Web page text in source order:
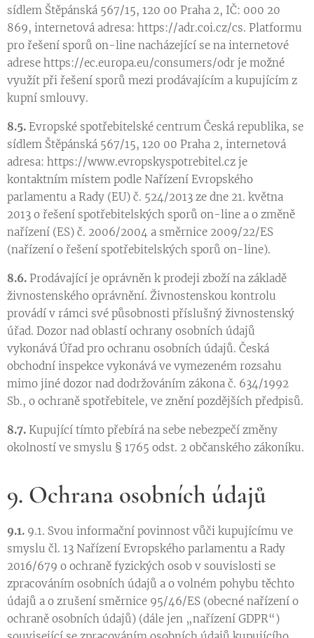
sídlem Štěpánská 567/15, 120 00 Praha 2, IČ: 000 20
869, internetová adresa: https://adr.coi.cz/cs. Platformu
pro řešení sporů on-line nacházející se na internetové
adrese https://ec.europa.eu/consumers/odr je možné
využít při řešení sporů mezi prodávajícím a kupujícím z
kupní smlouvy.
8.5. Evropské spotřebitelské centrum Česká republika, se
sídlem Štěpánská 567/15, 120 00 Praha 2, internetová
adresa: https://www.evropskyspotrebitel.cz je
kontaktním místem podle Nařízení Evropského
parlamentu a Rady (EU) č. 524/2013 ze dne 21. května
2013 o řešení spotřebitelských sporů on-line a o změně
nařízení (ES) č. 2006/2004 a směrnice 2009/22/ES
(nařízení o řešení spotřebitelských sporů on-line).
8.6. Prodávající je oprávněn k prodeji zboží na základě
živnostenského oprávnění. Živnostenskou kontrolu
provádí v rámci své působnosti příslušný živnostenský
úřad. Dozor nad oblastí ochrany osobních údajů
vykonává Úřad pro ochranu osobních údajů. Česká
obchodní inspekce vykonává ve vymezeném rozsahu
mimo jiné dozor nad dodržováním zákona č. 634/1992
Sb., o ochraně spotřebitele, ve znění pozdějších předpisů.
8.7. Kupující tímto přebírá na sebe nebezpečí změny
okolností ve smyslu § 1765 odst. 2 občanského zákoníku.
9. Ochrana osobních údajů
9.1. 9.1. Svou informační povinnost vůči kupujícímu ve
smyslu čl. 13 Nařízení Evropského parlamentu a Rady
2016/679 o ochraně fyzických osob v souvislosti se
zpracováním osobních údajů a o volném pohybu těchto
údajů a o zrušení směrnice 95/46/ES (obecné nařízení o
ochraně osobních údajů) (dále jen „nařízení GDPR“)